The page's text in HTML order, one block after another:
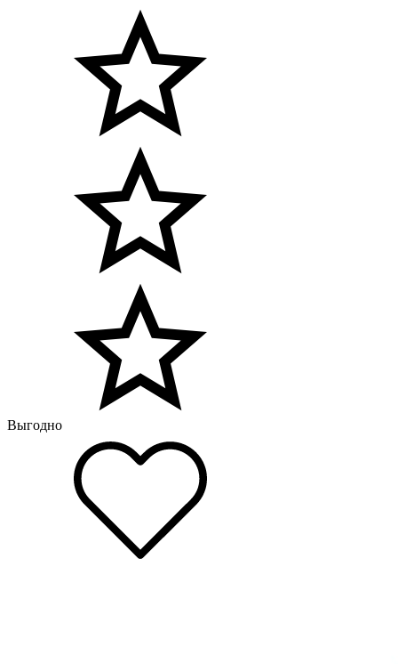
Выгодно